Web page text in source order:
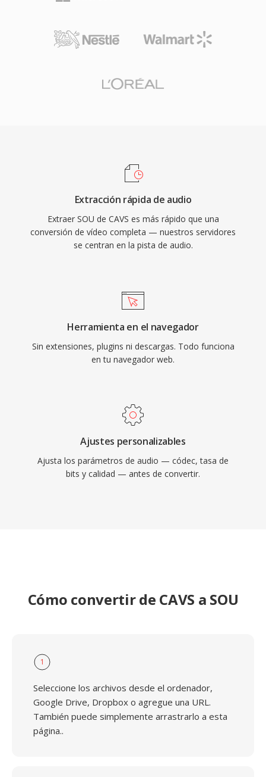
Extracción rápida de audio
Extraer SOU de CAVS es más rápido que una
conversión de vídeo completa — nuestros servidores
se centran en la pista de audio.
Herramienta en el navegador
Sin extensiones, plugins ni descargas. Todo funciona
en tu navegador web.
Ajustes personalizables
Ajusta los parámetros de audio — códec, tasa de
bits y calidad — antes de convertir.
Cómo convertir de CAVS a SOU
1
Seleccione los archivos desde el ordenador,
Google Drive, Dropbox o agregue una URL.
También puede simplemente arrastrarlo a esta
página..